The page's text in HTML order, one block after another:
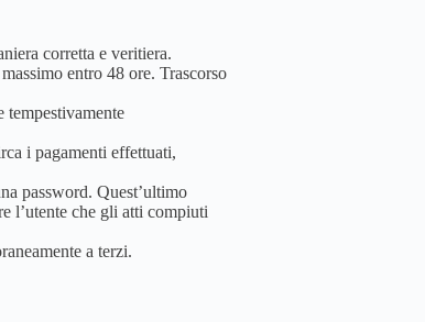
corretta e veritiera.
entro 48 ore. Trascorso
tempestivamente
i pagamenti effettuati,
password. Quest’ultimo
l’utente che gli atti compiuti
a terzi.